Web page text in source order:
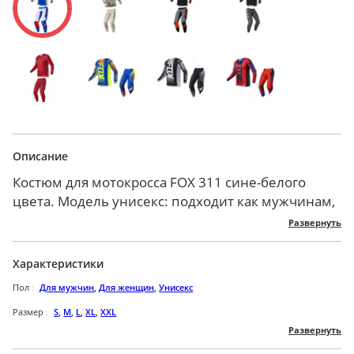
Описание
Костюм для мотокросса FOX 311 сине-белого
цвета. Модель унисекс: подходит как мужчинам,
полиэстера, благодаря чему является отличная
износостойкой и надежной. Приятная телу
воздухопроницаемость, создавая хорошую
вентиляцию и микроклимат, а также не
вызывает раздражения или аллергии. Обладает
Развернуть
Характеристики
Пол Для мужчин,Для женщин,Унисекс
Размер S, M, L,XL,XXL
Развернуть